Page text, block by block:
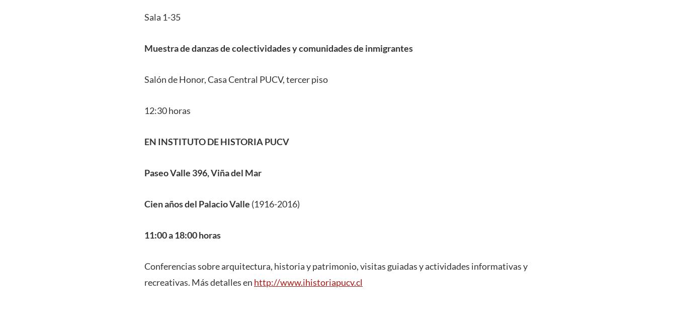
Sala 1-35
Muestra de danzas de colectividades y comunidades de inmigrantes
Salón de Honor, Casa Central PUCV, tercer piso
12:30 horas
EN INSTITUTO DE HISTORIA PUCV
Paseo Valle 396, Viña del Mar
Cien años del Palacio Valle (1916-2016)
11:00 a 18:00 horas
Conferencias sobre arquitectura, historia y patrimonio, visitas guiadas y actividades informativas y
recreativas. Más detalles en http://www.ihistoriapucv.cl